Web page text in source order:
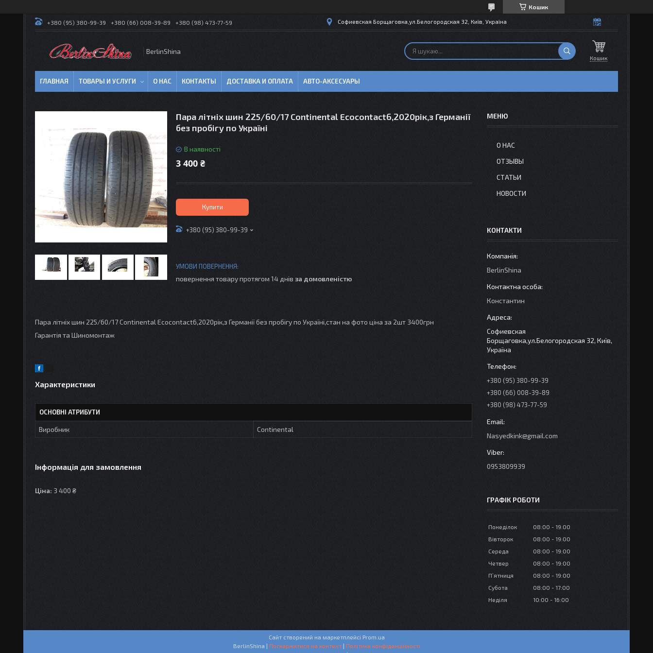
Кошик
+380 (95) 380-99-39 +380 (66) 008-39-89 +380 (98) 473-77-59 Софиевская Борщаговка,ул.Белогородская 32, Київ, Україна
BerlinShina
Кошик
ГЛАВНАЯ ТОВАРЫ И УСЛУГИ О НАС КОНТАКТЫ ДОСТАВКА И ОПЛАТА АВТО-АКСЕСУАРЫ
Пара літніх шин 225/60/17 Continental Ecocontact6,2020рік,з Германії
без пробігу по Україні
В наявності
3 400 ₴
Купити
+380 (95) 380-99-39
повернення товару протягом 14 днів за домовленістю
Пара літніх шин 225/60/17 Continental Ecocontact6,2020рік,з Германії без пробігу по Україні,стан на фото ціна за 2шт 3400грн
Гарантія та Шиномонтаж
Характеристики
ОСНОВНІ АТРИБУТИ
Виробник Continental
Інформація для замовлення
Ціна: 3 400 ₴
О НАС
ОТЗЫВЫ
СТАТЬИ
НОВОСТИ
КОНТАКТИ
BerlinShina
Константин
Софиевская
Борщаговка,ул.Белогородская 32, Київ,
Україна
+380 (95) 380-99-39
+380 (66) 008-39-89
+380 (98) 473-77-59
Nasyedkink@gmail.com
0953809939
ГРАФІК РОБОТИ
Понеділок 08:00
19:00
Вівторок
08:00
19:00
Середа
08:00
19:00
Четвер
08:00
19:00
Пʼятниця
08:00
19:00
Субота
08:00
17:00
Неділя
10:00 16:00
Сайт створений на маркетплейсі Prom.ua
BerlinShina | Поскаржитися на контент | Політика конфіденційності